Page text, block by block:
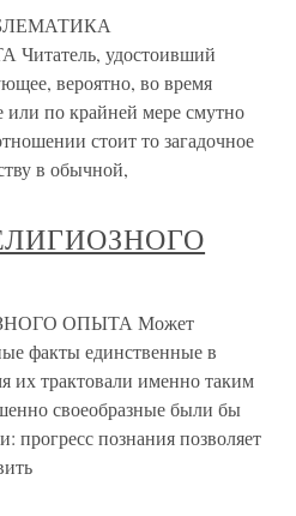
удостоивший
вероятно, во время
или по крайней мере смутно
стоит то загадочное
в обычной,
ОПЫТА Может
факты единственные в
их трактовали именно таким
своеобразные были бы
прогресс познания позволяет